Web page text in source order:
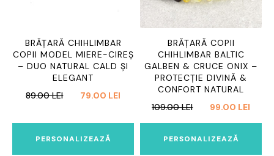
BRĂȚARĂ CHIHLIMBAR
COPII MODEL MIERE-CIREȘ
– DUO NATURAL CALD ȘI
ELEGANT
89.00LEI
PREȚUL
A
FOST:
79.00 LEIPREȚUL
CURENT
ESTE:
PERSONALIZEAZĂ
BRĂȚARĂ COPII
CHIHLIMBAR BALTIC
GALBEN & CRUCE ONIX –
PROTECȚIE DIVINĂ &
CONFORT NATURAL
109.00LEI
PREȚUL
99.00 LEI
PERSONALIZEAZĂ